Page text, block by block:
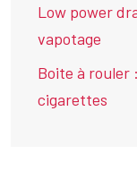
Low power
vapotage
Boite à rouler
cigarettes